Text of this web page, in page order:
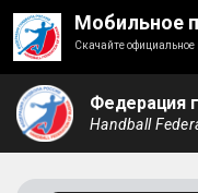
Мобильное
Скачайте
Федерация
Handball